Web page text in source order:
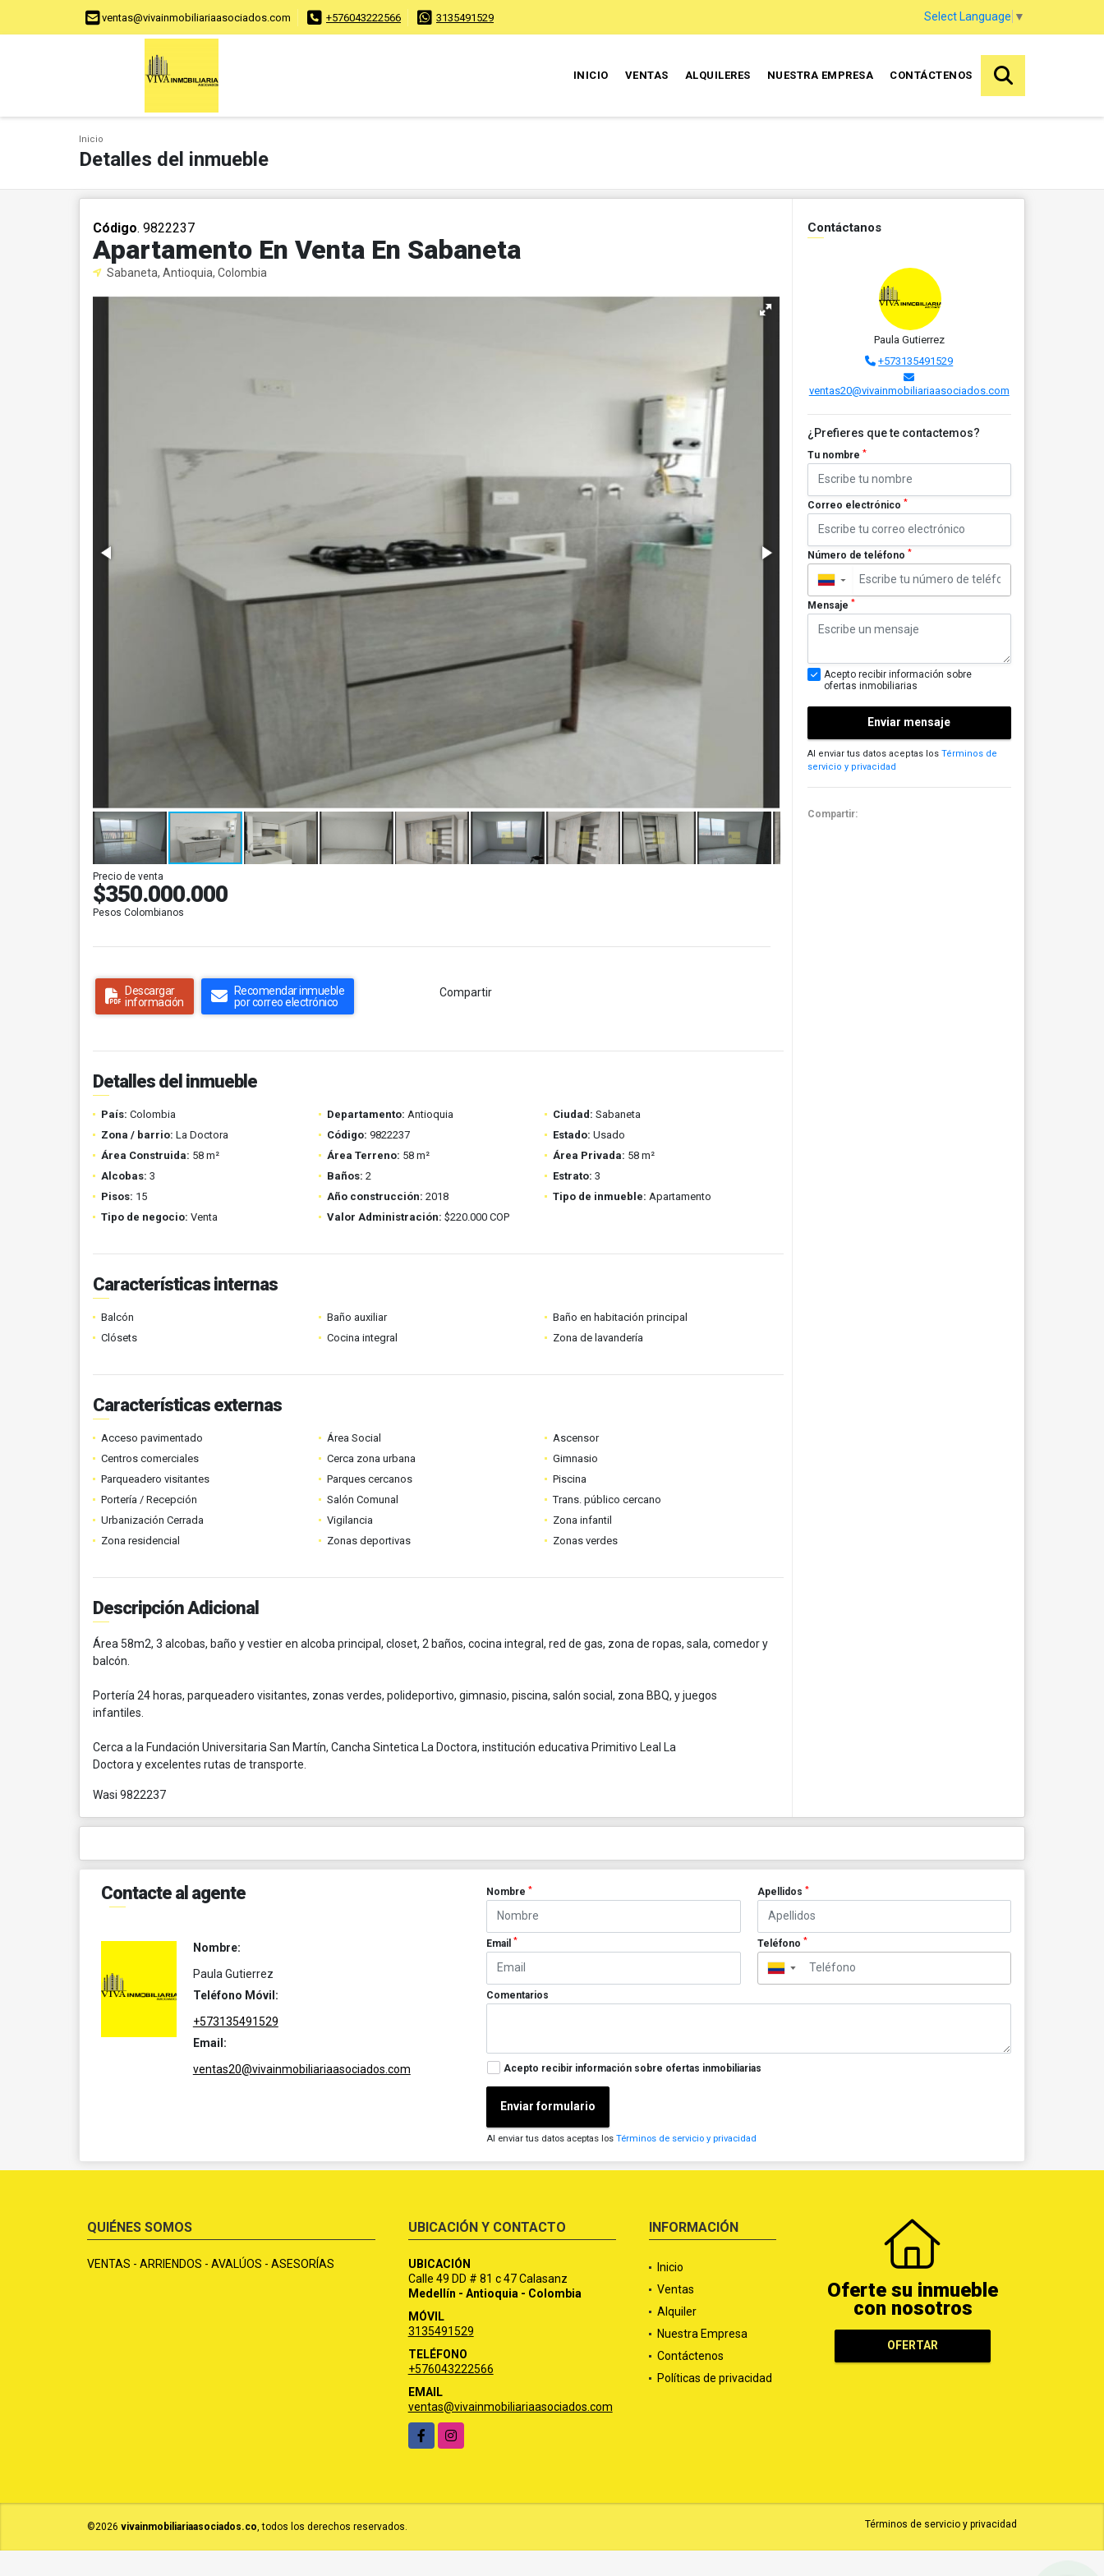
ventas@vivainmobiliariaasociados.com +576043222566 3135491529 Select Language ▼
INICIO VENTAS ALQUILERES NUESTRA EMPRESA CONTÁCTENOS
Inicio
Detalles del inmueble
Código. 9822237
Apartamento En Venta En Sabaneta
Sabaneta, Antioquia, Colombia
Precio de venta
$350.000.000
Pesos Colombianos
Descargar
información
Recomendar inmueble
por correo electrónico
Compartir
Detalles del inmueble
País: Colombia Departamento: Antioquia Ciudad: Sabaneta
Zona / barrio: La Doctora Código: 9822237 Estado: Usado
Área Construida: 58 m² Área Terreno: 58 m² Área Privada: 58 m²
Alcobas: 3 Baños: 2 Estrato: 3
Pisos: 15 Año construcción: 2018 Tipo de inmueble: Apartamento
Tipo de negocio: Venta Valor Administración: $220.000 COP
Características internas
Balcón Baño auxiliar
Baño en habitación principal
Clósets
Cocina integral Zona de lavandería
Características externas
Acceso pavimentado Área Social
Ascensor
Centros comerciales
Cerca zona urbana
Gimnasio
Parqueadero visitantes
Parques cercanos
Piscina
Portería / Recepción
Salón Comunal
Trans. público cercano
Urbanización Cerrada
Vigilancia
Zona infantil
Zona residencial
Zonas deportivas Zonas verdes
Descripción Adicional
Área 58m2, 3 alcobas, baño y vestier en alcoba principal, closet, 2 baños, cocina integral, red de gas, zona de ropas, sala, comedor y
balcón.
Portería 24 horas, parqueadero visitantes, zonas verdes, polideportivo, gimnasio, piscina, salón social, zona BBQ, y juegos
infantiles.
Cerca a la Fundación Universitaria San Martín, Cancha Sintetica La Doctora, institución educativa Primitivo Leal La
Doctora y excelentes rutas de transporte.
Wasi 9822237
Contáctanos
Paula Gutierrez
+573135491529
ventas20@vivainmobiliariaasociados.com
¿Prefieres que te contactemos?
Tu nombre *
Correo electrónico *
Número de teléfono *
▼
Mensaje *
Acepto recibir información sobre
ofertas inmobiliarias
Enviar mensaje
Al enviar tus datos aceptas los Términos de
servicio y privacidad
Compartir:
Contacte al agente
Nombre:
Paula Gutierrez
Teléfono Móvil:
+573135491529
Email:
ventas20@vivainmobiliariaasociados.com
Nombre* Apellidos *
Email* Teléfono *
▼
Comentarios
Acepto recibir información sobre ofertas inmobiliarias
Enviar formulario
Al enviar tus datos aceptas losTérminos de servicio y privacidad
QUIÉNES SOMOS
VENTAS - ARRIENDOS - AVALÚOS - ASESORÍAS
UBICACIÓN Y CONTACTO
UBICACIÓN
Calle 49 DD # 81 c 47 Calasanz
Medellín - Antioquia - Colombia
MÓVIL
3135491529
TELÉFONO
+576043222566
EMAIL
ventas@vivainmobiliariaasociados.com
FacebookInstagram
INFORMACIÓN
Inicio
Ventas
Alquiler
Nuestra Empresa
Contáctenos
Políticas de privacidad
Oferte su inmueble
con nosotros
OFERTAR
©2026 vivainmobiliariaasociados.co, todos los derechos reservados. Términos de servicio y privacidad